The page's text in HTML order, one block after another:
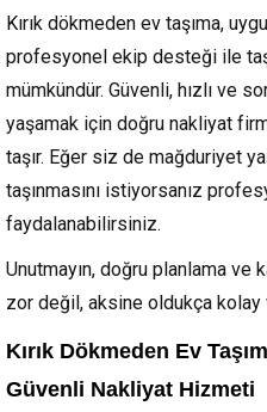
Kırık dökmeden ev taşıma,
profesyonel ekip desteği ile
mümkündür. Güvenli, hızlı ve
yaşamak için doğru nakliyat
taşır. Eğer siz de mağduriyet
taşınmasını istiyorsanız
faydalanabilirsiniz.
Unutmayın, doğru planlama ve
zor değil, aksine oldukça
Kırık Dökmeden Ev
Güvenli Nakliyat Hizmeti